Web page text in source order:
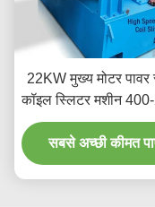
22KW मुख्य मोटर पावर
कॉइल स्लिटर मशीन
मिमी प्लेट चौड़ाई रेंज और
स्पीड स्टील (एचएसएस)
साथ
सबसे अच्छी कीमत